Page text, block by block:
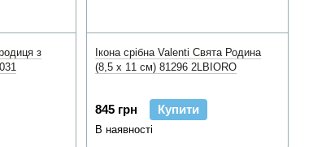
з
Ікона срібна Valenti Свята Родина
(8,5 x 11 см) 81296 2LBIORO
845 грн Купити
В наявності